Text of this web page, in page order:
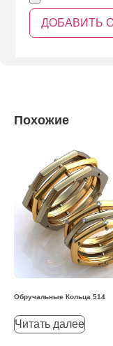
Похожие
Обручальные Кольца 514
Читать далее